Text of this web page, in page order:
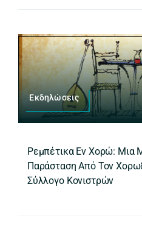
Εκδηλώσεις
Ρεμπέτικα Εν Χορώ: Μια
Παράσταση Από Τον
Σύλλογο Κονιστρών